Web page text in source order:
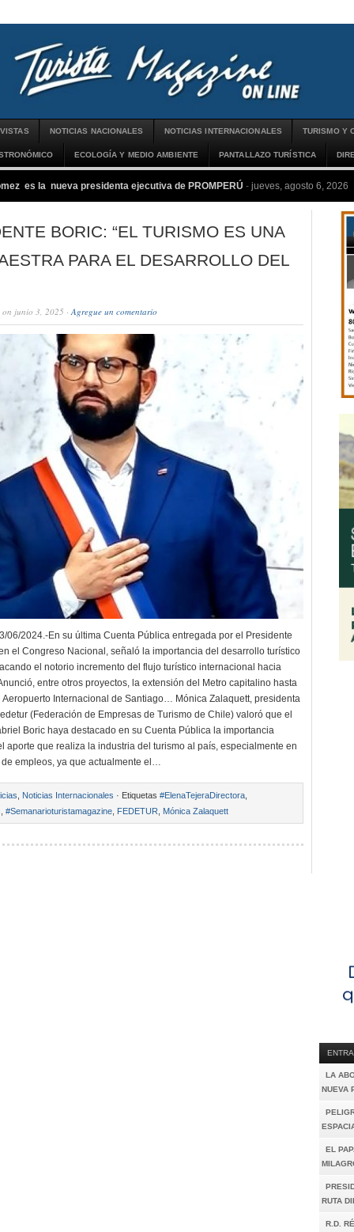
NOTICIAS NACIONALES NOTICIAS INTERNACIONALES TURISMO Y
ECOLOGÍA Y MEDIO AMBIENTE PANTALLAZO TURÍSTICA
es la nueva presidenta ejecutiva de PROMPERÚ - jueves, agosto 6, 2026
BORIC: “EL TURISMO ES UNA
PARA EL DESARROLLO DEL
on junio 3, 2025 ·Agregue un comentario
06/2024.-En su última Cuenta Pública entregada por el Presidente
el Congreso Nacional, señaló la importancia del desarrollo turístico
el notorio incremento del flujo turístico internacional hacia
entre otros proyectos, la extensión del Metro capitalino hasta
Aeropuerto Internacional de Santiago… Mónica Zalaquett, presidenta
(Federación de Empresas de Turismo de Chile) valoró que el
Boric haya destacado en su Cuenta Pública la importancia
aporte que realiza la industria del turismo al país, especialmente en
empleos, ya que actualmente el…
Noticias Internacionales · Etiquetas #ElenaTejeraDirectora
#Semanarioturistamagazine FEDETUR Mónica Zalaquett
LA
NUEVA
EL
RUTA
R.D.